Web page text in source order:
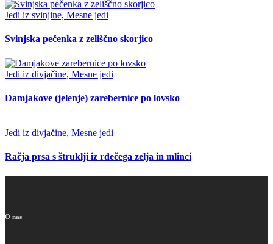
Jedi iz svinjine, Mesne jedi
Svinjska pečenka z zeliščno skorjico
Jedi iz divjačine, Mesne jedi
Damjakove (jelenje) zarebernice po lovsko
Jedi iz divjačine, Mesne jedi
Račja prsa s štruklji iz rdečega zelja in mlinci
O nas